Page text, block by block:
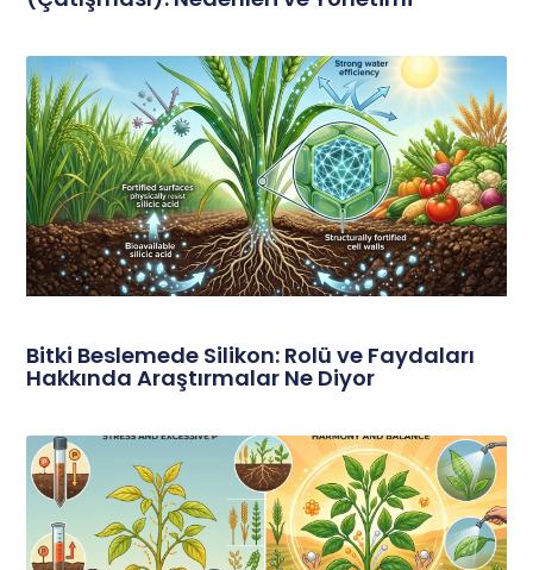
Bitki Beslemede Silikon: Rolü ve Faydaları
Hakkında Araştırmalar Ne Diyor